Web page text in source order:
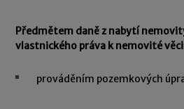
Předmětem daně z nabytí
vlastnického práva k nemovité
prováděním pozemkových